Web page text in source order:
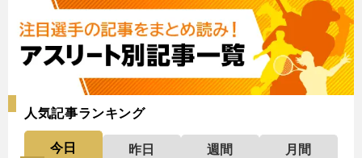
人気記事ランキング
今日 昨日 週間
月間